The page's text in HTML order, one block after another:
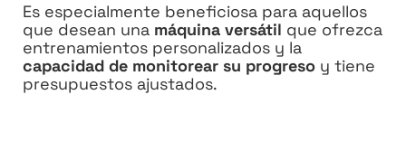
Es especialmente beneficiosa para aquellos
que desean una máquina versátil que ofrezca
entrenamientos personalizados y la
capacidad de monitorear su progreso y tiene
presupuestos ajustados.